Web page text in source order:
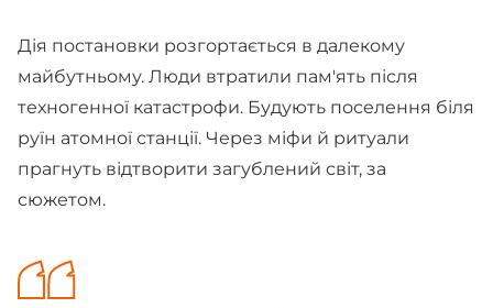
Дія постановки розгортається в далекому
майбутньому. Люди втратили пам'ять після
техногенної катастрофи. Будують поселення біля
руїн атомної станції. Через міфи й ритуали
прагнуть відтворити загублений світ, за
сюжетом.